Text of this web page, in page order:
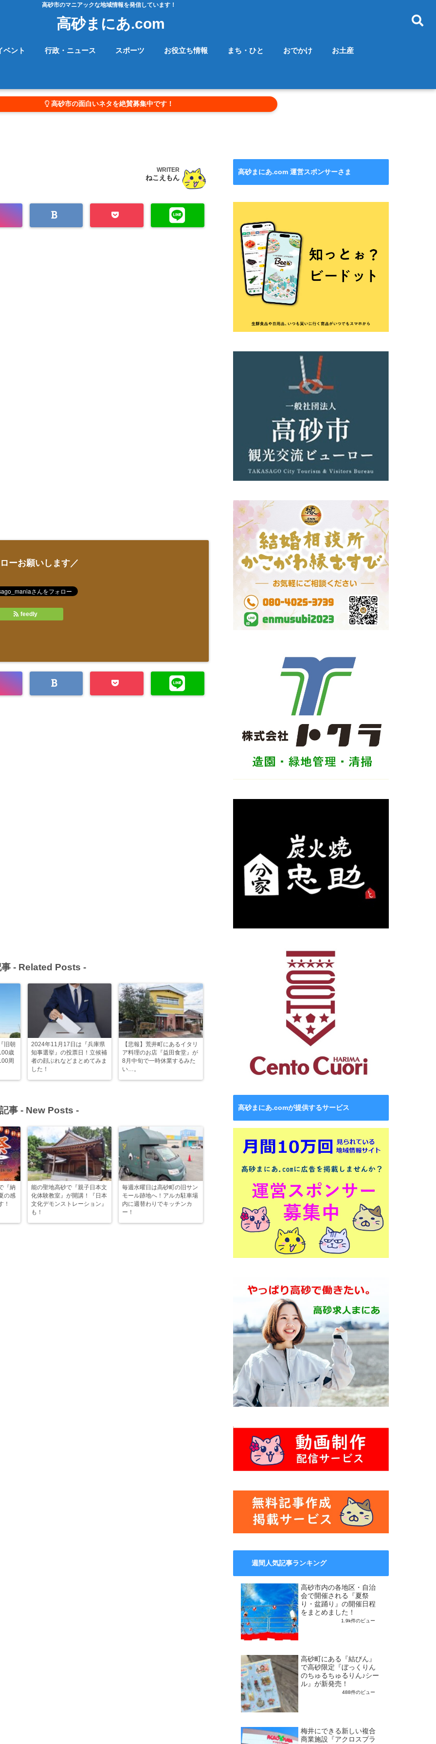
高砂市のマニアックな地域情報を発信しています！
高砂まにあ.com
ベント 行政・ニュース スポーツ お役立ち情報 まち・ひと おでかけ お土産
高砂市の面白いネタを絶賛募集中です！
WRITER
ねこえもん
ーお願いします／
feedly
- Related Posts -
旧朝
歳
周
2024年11月17日は『兵庫県
知事選挙』の投票日！立候補
者の顔ぶれなどまとめてみま
した！
【悲報】荒井町にあるイタリ
ア料理のお店『益田食堂』が
8月中旬で一時休業するみた
い…。
事 - New Posts -
『納
の感
！
能の聖地高砂で『親子日本文
化体験教室』が開講！『日本
文化デモンストレーション』
も！
毎週水曜日は高砂町の旧サン
モール跡地へ！アルカ駐車場
内に週替わりでキッチンカ
ー！
高砂まにあ.com 運営スポンサーさま
高砂まにあ.comが提供するサービス
週間人気記事ランキング
高砂市内の各地区・自治
会で開催される『夏祭
り・盆踊り』の開催日程
をまとめました！
1.9k件のビュー
高砂町にある『結びん』
で高砂限定『ぼっくりん
のちゅるちゅるりん♪シー
ル』が新発売！
488件のビュー
梅井にできる新しい複合
商業施設『アクロスプラ